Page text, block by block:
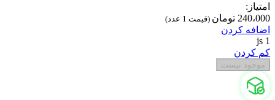
امتیاز:
240،000 تومان (قیمت 1 عدد)
اضافه کردن
1
js
کم کردن
موجود نیست